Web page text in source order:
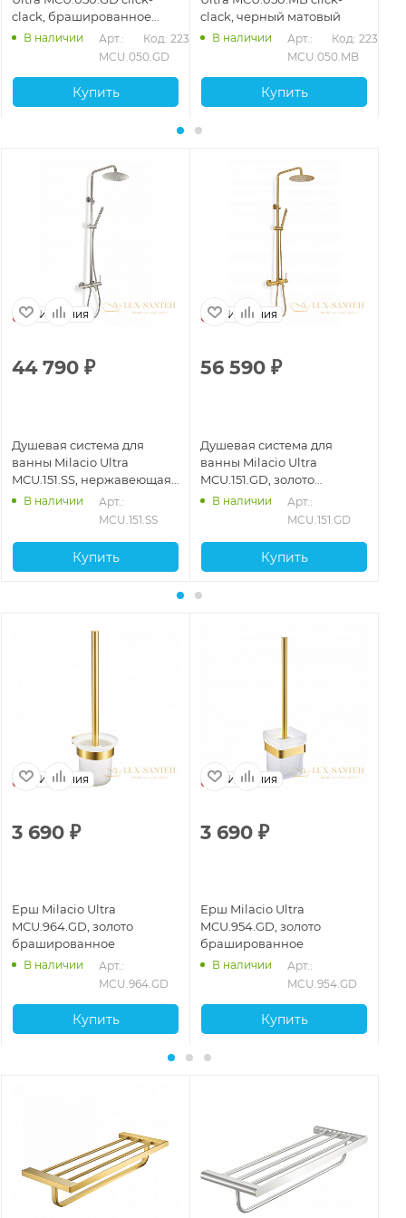
clack, брашированное
золото
В наличии
Арт.:
MCU.050.GD
Код: 22365
Купить
clack, черный матовый
В наличии
Арт.:
MCU.050.MB
Код: 22366
Купить
Испания
44 790 ₽
Душевая система для
ванны Milacio Ultra
MCU.151.SS, нержавеющая
сталь
В наличии
Арт.:
MCU.151.SS
Купить
Испания
56 590 ₽
Душевая система для
ванны Milacio Ultra
MCU.151.GD, золото
брашированное
В наличии
Арт.:
MCU.151.GD
Купить
Испания
3 690 ₽
Ерш Milacio Ultra
MCU.964.GD, золото
брашированное
В наличии
Арт.:
MCU.964.GD
Купить
Испания
3 690 ₽
Ерш Milacio Ultra
MCU.954.GD, золото
брашированное
В наличии
Арт.:
MCU.954.GD
Купить